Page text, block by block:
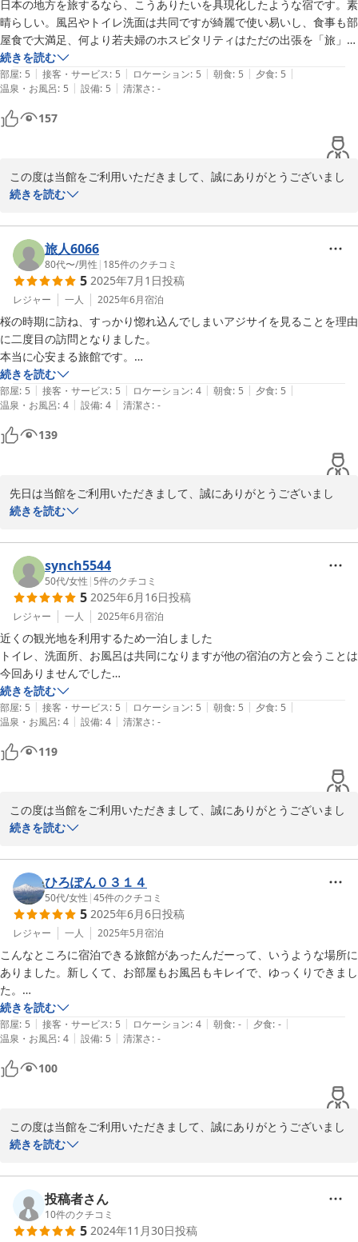
日本の地方を旅するなら、こうありたいを具現化したような宿です。素
晴らしい。風呂やトイレ洗面は共同ですが綺麗で使い易いし、食事も部
屋食で大満足、何より若夫婦のホスピタリティはただの出張を「旅」に
してくれる心遣いがあります。
続きを読む
部屋: 5 | 接客・サービス: 5 | ロケーション: 5 | 朝食: 5 | 夕食: 5 |
温泉・お風呂: 5 | 設備: 5 | 清潔さ: -
157
この度は当館をご利用いただきまして、誠にありがとうございまし
た。
これからも皆様に喜んでいただけるよう心掛けて参ります。
2025-07-29
続きを読む
旅人6066
80代〜/男性 | 185件のクチコミ
5 2025年7月1日投稿
レジャー 一人 2025年6月宿泊
桜の時期に訪ね、すっかり惚れ込んでしまいアジサイを見ることを理由
に二度目の訪問となりました。
本当に心安まる旅館です。
今度何の目的で訪ねるか？さがしています。最後は食事を頂くためにだ
けでも行きたくなると思っています。
取りあえず、紅葉を見るために訪ねることになりそうです。
宜しくお願いします。
続きを読む
部屋: 5 | 接客・サービス: 5 | ロケーション: 4 | 朝食: 5 | 夕食: 5 |
温泉・お風呂: 4 | 設備: 4 | 清潔さ: -
139
先日は当館をご利用いただきまして、誠にありがとうございまし
た。
次回、秋の紅葉の時期にお会いできましたら、大変嬉しいです。
またのご来館を心よりお待ちしております。
2025-07-05
続きを読む
synch5544
50代/女性 | 5件のクチコミ
5 2025年6月16日投稿
レジャー 一人 2025年6月宿泊
近くの観光地を利用するため一泊しました
トイレ、洗面所、お風呂は共同になりますが他の宿泊の方と会うことは
今回ありませんでした
女性用トイレが一階なので 宿泊した部屋によってはちょっとだけ不便
かもしれません
今回事前チェックでご飯が美味しいとのおすすめがあったので夕朝食付
を選択
量もしっかりありさらに美味しくていうことなしでした
また利用させていただきたいです
続きを読む
部屋: 5 | 接客・サービス: 5 | ロケーション: 5 | 朝食: 5 | 夕食: 5 |
温泉・お風呂: 4 | 設備: 4 | 清潔さ: -
119
この度は当館をご利用いただきまして、誠にありがとうございまし
た。
で、ご不便をお掛けしております事を心苦しく思っております。
出来る限りみなさまにお寛ぎいただけるよう、これからも心掛けて
参りたいと思います。
また、季節に合わせてお食事をご用意しておりますので、ぜひ機会
がございましたら、足を運んでいただけますと幸いです。
2025-07-04
続きを読む
ひろぽん０３１４
50代/女性 |45件のクチコミ
5 2025年6月6日投稿
レジャー 一人 2025年5月宿泊
こんなところに宿泊できる旅館があったんだーって、いうような場所に
ありました。新しくて、お部屋もお風呂もキレイで、ゆっくりできまし
た。
部屋は、6.５畳で使いやすく、新しくて一人だと広く感じました。次の
日の準備で荷物が多かったので、私は助かりました。
また、利用したい宿でした。
続きを読む
部屋: 5 | 接客・サービス: 5 | ロケーション: 4 | 朝食: - | 夕食: - |
温泉・お風呂: 4 | 設備: 5 | 清潔さ: -
100
この度は当館をご利用いただきまして、誠にありがとうございまし
た。
当館のある横手市十文字町は、秋田県県南地区を巡る場所として大
変便利な場所にあり、お仕事や観光等いろいろな用途で皆様にご利
用いただいております。
続きを読む
投稿者さん
10件のクチコミ
5 2024年11月30日投稿